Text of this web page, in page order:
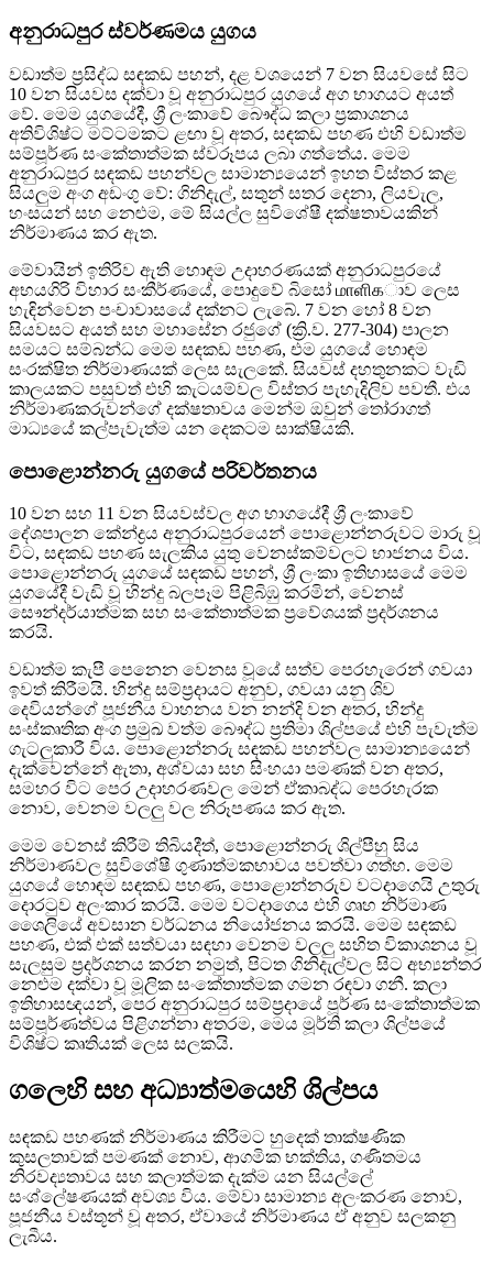
අනුරාධපුර ස්වර්ණමය යුගය
වඩාත්ම ප්‍රසිද්ධ සඳකඩ පහන්, දළ වශයෙන් 7 වන සියවසේ සිට
10 වන සියවස දක්වා වූ අනුරාධපුර යුගයේ අග භාගයට අයත්
වේ. මෙම යුගයේදී, ශ්‍රී ලංකාවේ බෞද්ධ කලා ප්‍රකාශනය
අතිවිශිෂ්ට මට්ටමකට ළඟා වූ අතර, සඳකඩ පහණ එහි වඩාත්ම
සම්පූර්ණ සංකේතාත්මක ස්වරූපය ලබා ගත්තේය. මෙම
අනුරාධපුර සඳකඩ පහන්වල සාමාන්‍යයෙන් ඉහත විස්තර කළ
සියලුම අංග අඩංගු වේ: ගිනිදැල්, සතුන් සතර දෙනා, ලියවැල,
හංසයන් සහ නෙළුම, මේ සියල්ල සුවිශේෂී දක්ෂතාවයකින්
නිර්මාණය කර ඇත.
මේවායින් ඉතිරිව ඇති හොඳම උදාහරණයක් අනුරාධපුරයේ
අභයගිරි විහාර සංකීර්ණයේ, පොදුවේ බිසෝ மாளிகාව ලෙස
හැඳින්වෙන පංචාවාසයේ දක්නට ලැබේ. 7 වන හෝ 8 වන
සියවසට අයත් සහ මහාසේන රජුගේ (ක්‍රි.ව. 277-304) පාලන
සමයට සම්බන්ධ මෙම සඳකඩ පහණ, එම යුගයේ හොඳම
සංරක්ෂිත නිර්මාණයක් ලෙස සැලකේ. සියවස් දහතුනකට වැඩි
කාලයකට පසුවත් එහි කැටයම්වල විස්තර පැහැදිලිව පවතී. එය
නිර්මාණකරුවන්ගේ දක්ෂතාවය මෙන්ම ඔවුන් තෝරාගත්
මාධ්‍යයේ කල්පැවැත්ම යන දෙකටම සාක්ෂියකි.
පොළොන්නරු යුගයේ පරිවර්තනය
10 වන සහ 11 වන සියවස්වල අග භාගයේදී ශ්‍රී ලංකාවේ
දේශපාලන කේන්ද්‍රය අනුරාධපුරයෙන් පොළොන්නරුවට මාරු වූ
විට, සඳකඩ පහණ සැලකිය යුතු වෙනස්කම්වලට භාජනය විය.
පොළොන්නරු යුගයේ සඳකඩ පහන්, ශ්‍රී ලංකා ඉතිහාසයේ මෙම
යුගයේදී වැඩි වූ හින්දු බලපෑම පිළිබිඹු කරමින්, වෙනස්
සෞන්දර්යාත්මක සහ සංකේතාත්මක ප්‍රවේශයක් ප්‍රදර්ශනය
කරයි.
වඩාත්ම කැපී පෙනෙන වෙනස වූයේ සත්ව පෙරහැරෙන් ගවයා
ඉවත් කිරීමයි. හින්දු සම්ප්‍රදායට අනුව, ගවයා යනු ශිව
දෙවියන්ගේ පූජනීය වාහනය වන නන්දි වන අතර, හින්දු
සංස්කෘතික අංග ප්‍රමුඛ වත්ම බෞද්ධ ප්‍රතිමා ශිල්පයේ එහි පැවැත්ම
ගැටලුකාරී විය. පොළොන්නරු සඳකඩ පහන්වල සාමාන්‍යයෙන්
දැක්වෙන්නේ ඇතා, අශ්වයා සහ සිංහයා පමණක් වන අතර,
සමහර විට පෙර උදාහරණවල මෙන් ඒකාබද්ධ පෙරහැරක
නොව, වෙනම වලලු වල නිරූපණය කර ඇත.
මෙම වෙනස් කිරීම් තිබියදීත්, පොළොන්නරු ශිල්පීහු සිය
නිර්මාණවල සුවිශේෂී ගුණාත්මකභාවය පවත්වා ගත්හ. මෙම
යුගයේ හොඳම සඳකඩ පහණ, පොළොන්නරුව වටදාගෙයි උතුරු
දොරටුව අලංකාර කරයි. මෙම වටදාගෙය එහි ගෘහ නිර්මාණ
ශෛලියේ අවසාන වර්ධනය නියෝජනය කරයි. මෙම සඳකඩ
පහණ, එක් එක් සත්වයා සඳහා වෙනම වලලු සහිත විකාශනය වූ
සැලසුම ප්‍රදර්ශනය කරන නමුත්, පිටත ගිනිදැල්වල සිට අභ්‍යන්තර
නෙළුම දක්වා වූ මූලික සංකේතාත්මක ගමන රඳවා ගනී. කලා
ඉතිහාසඥයන්, පෙර අනුරාධපුර සම්ප්‍රදායේ පූර්ණ සංකේතාත්මක
සම්පූර්ණත්වය පිළිගන්නා අතරම, මෙය මූර්ති කලා ශිල්පයේ
විශිෂ්ට කෘතියක් ලෙස සලකයි.
ගලෙහි සහ අධ්‍යාත්මයෙහි ශිල්පය
සඳකඩ පහණක් නිර්මාණය කිරීමට හුදෙක් තාක්ෂණික
කුසලතාවක් පමණක් නොව, ආගමික භක්තිය, ගණිතමය
නිරවද්‍යතාවය සහ කලාත්මක දැක්ම යන සියල්ලේ
සංශ්ලේෂණයක් අවශ්‍ය විය. මේවා සාමාන්‍ය අලංකරණ නොව,
පූජනීය වස්තූන් වූ අතර, ඒවායේ නිර්මාණය ඒ අනුව සලකනු
ලැබීය.